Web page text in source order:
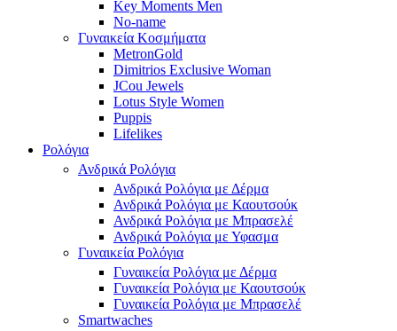
Key Moments Men
No-name
Γυναικεία Κοσμήματα
MetronGold
Dimitrios Exclusive Woman
JCou Jewels
Lotus Style Women
Puppis
Lifelikes
Ρολόγια
Ανδρικά Ρολόγια
Ανδρικά Ρολόγια με Δέρμα
Ανδρικά Ρολόγια με Καουτσούκ
Ανδρικά Ρολόγια με Μπρασελέ
Ανδρικά Ρολόγια με Υφασμα
Γυναικεία Ρολόγια
Γυναικεία Ρολόγια με Δέρμα
Γυναικεία Ρολόγια με Καουτσούκ
Γυναικεία Ρολόγια με Μπρασελέ
Smartwaches